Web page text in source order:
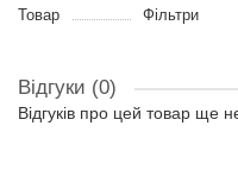
Товар
Фільтри
Відгуки (0)
Відгуків про цей товар ще